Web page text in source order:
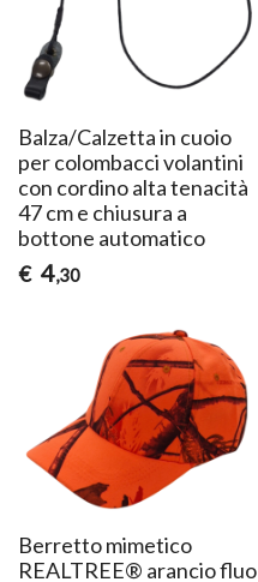
Balza/Calzetta in cuoio
per colombacci volantini
con cordino alta tenacità
47 cm e chiusura a
bottone automatico
€ 4,30
Berretto mimetico
REALTREE® arancio fluo